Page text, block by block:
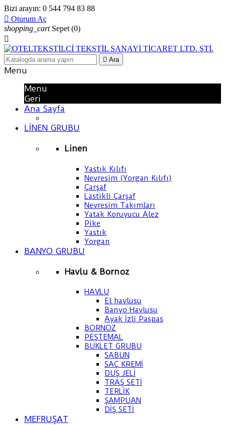
Bizi arayın: 0 544 794 83 88
 Oturum Aç
shopping_cart Sepet (0)

 Ara
Menu
Menu
Geri
Ana Sayfa
LİNEN GRUBU
Linen
Yastık Kılıfı
Nevresim (Yorgan Kılıfı)
Çarşaf
Lastikli Çarşaf
Nevresim Takımları
Yatak Koruyucu Alez
Pike
Yastık
Yorgan
BANYO GRUBU
Havlu & Bornoz
HAVLU
El havlusu
Banyo Havlusu
Ayak İzli Paspas
BORNOZ
PEŞTEMAL
BUKLET GRUBU
SABUN
SAÇ KREMİ
DUŞ JELİ
TRAŞ SETİ
TERLİK
ŞAMPUAN
DİŞ SETİ
MEFRUŞAT